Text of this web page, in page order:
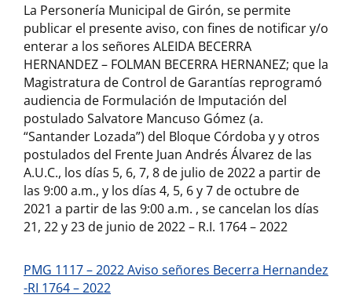
La Personería Municipal de Girón, se permite
publicar el presente aviso, con fines de notificar y/o
enterar a los señores ALEIDA BECERRA
HERNANDEZ – FOLMAN BECERRA HERNANEZ; que la
Magistratura de Control de Garantías reprogramó
audiencia de Formulación de Imputación del
postulado Salvatore Mancuso Gómez (a.
“Santander Lozada”) del Bloque Córdoba y y otros
postulados del Frente Juan Andrés Álvarez de las
A.U.C., los días 5, 6, 7, 8 de julio de 2022 a partir de
las 9:00 a.m., y los días 4, 5, 6 y 7 de octubre de
2021 a partir de las 9:00 a.m. , se cancelan los días
21, 22 y 23 de junio de 2022 – R.I. 1764 – 2022
PMG 1117 – 2022 Aviso señores Becerra Hernandez
-RI 1764 – 2022